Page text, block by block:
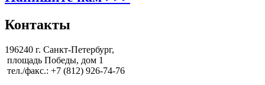
Контакты
196240 г. Санкт-Петербург,
площадь Победы, дом 1
тел./факс.: +7 (812) 926-74-76